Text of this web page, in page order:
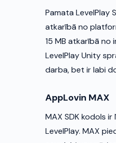
Pamata LevelPlay
atkarībā no
15 MB atkarībā no
LevelPlay Unity
darba, bet ir labi
AppLovin MAX
MAX SDK kodols
LevelPlay. MAX